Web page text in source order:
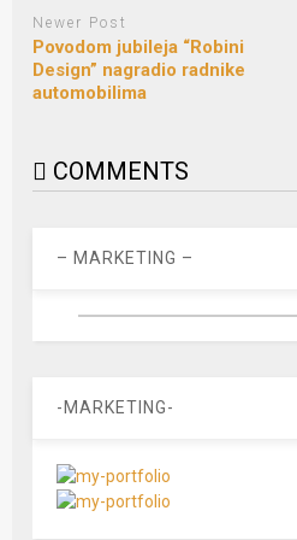
Newer Post
Povodom jubileja “Robini
Design” nagradio radnike
automobilima
COMMENTS
– MARKETING –
-MARKETING-